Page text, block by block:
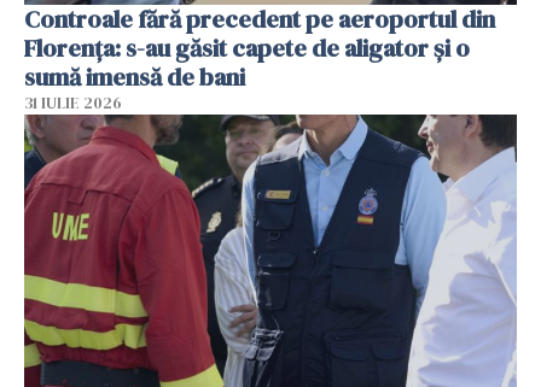
Controale fără precedent pe aeroportul din
Florența: s-au găsit capete de aligator și o
sumă imensă de bani
31 IULIE 2026